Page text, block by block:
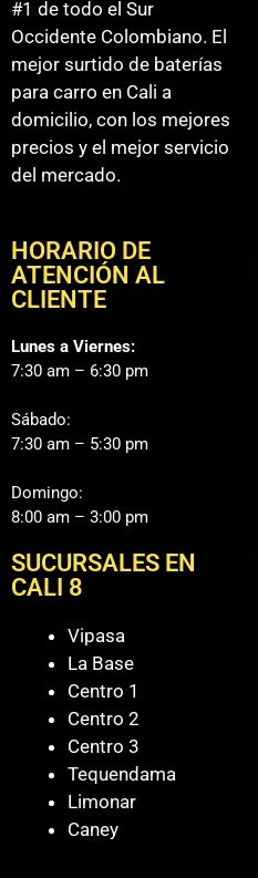
#1 de todo el Sur
Occidente Colombiano. El
mejor surtido de baterías
para carro en Cali a
domicilio, con los mejores
precios y el mejor servicio
del mercado.
HORARIO DE
ATENCIÓN AL
CLIENTE
Lunes a Viernes:
7:30 am – 6:30 pm
Sábado:
7:30 am – 5:30 pm
Domingo:
8:00 am – 3:00 pm
SUCURSALES EN
CALI 8
Vipasa
La Base
Centro 1
Centro 2
Centro 3
Tequendama
Limonar
Caney